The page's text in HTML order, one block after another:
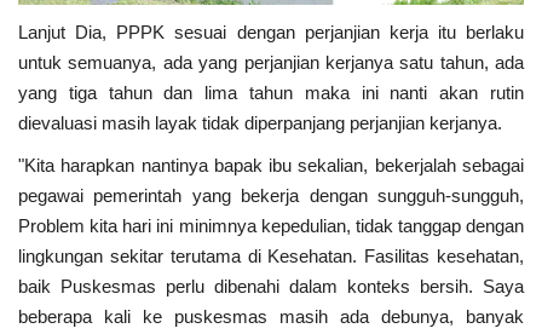
Lanjut Dia, PPPK sesuai dengan perjanjian kerja itu berlaku
untuk semuanya, ada yang perjanjian kerjanya satu tahun, ada
yang tiga tahun dan lima tahun maka ini nanti akan rutin
dievaluasi masih layak tidak diperpanjang perjanjian kerjanya.
"Kita harapkan nantinya bapak ibu sekalian, bekerjalah sebagai
pegawai pemerintah yang bekerja dengan sungguh-sungguh,
Problem kita hari ini minimnya kepedulian, tidak tanggap dengan
lingkungan sekitar terutama di Kesehatan. Fasilitas kesehatan,
baik Puskesmas perlu dibenahi dalam konteks bersih. Saya
beberapa kali ke puskesmas masih ada debunya, banyak